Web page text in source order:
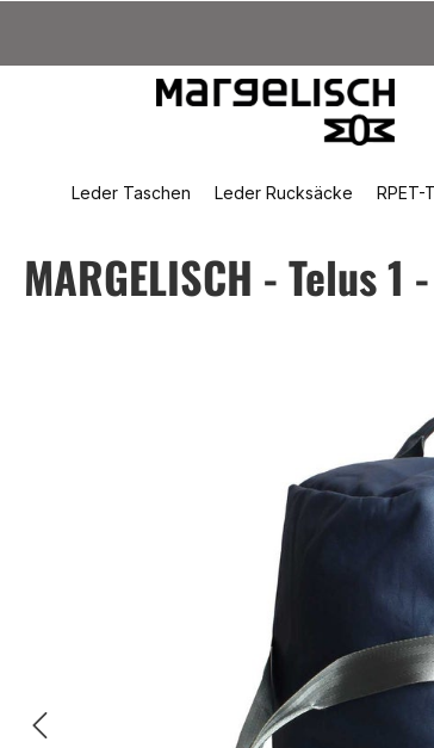
Leder Taschen Leder Rucksäcke RPET-
MARGELISCH - Telus